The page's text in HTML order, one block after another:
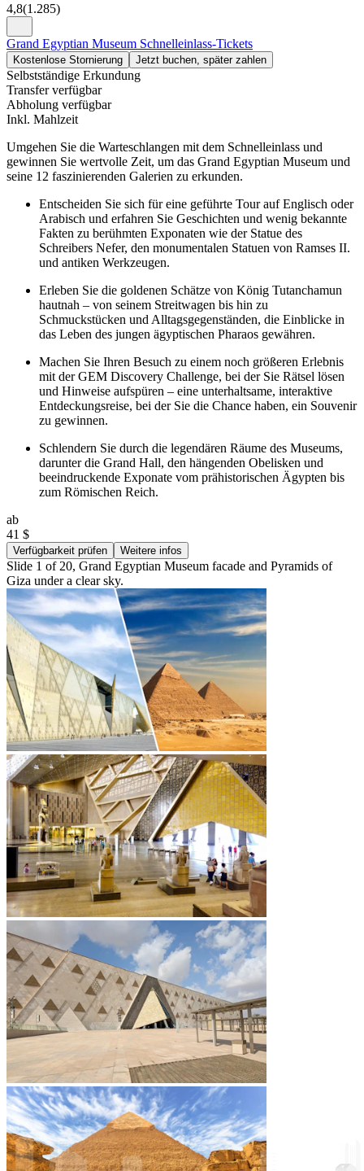
4,8(1.285)
Grand Egyptian Museum Schnelleinlass-Tickets
Kostenlose Stornierung Jetzt buchen, später zahlen
Selbstständige Erkundung
Transfer verfügbar
Abholung verfügbar
Inkl. Mahlzeit
Umgehen Sie die Warteschlangen mit dem Schnelleinlass und
gewinnen Sie wertvolle Zeit, um das Grand Egyptian Museum und
seine 12 faszinierenden Galerien zu erkunden.
Entscheiden Sie sich für eine geführte Tour auf Englisch oder
Arabisch und erfahren Sie Geschichten und wenig bekannte
Fakten zu berühmten Exponaten wie der Statue des
Schreibers Nefer, den monumentalen Statuen von Ramses II.
und antiken Werkzeugen.
Erleben Sie die goldenen Schätze von König Tutanchamun
hautnah – von seinem Streitwagen bis hin zu
Schmuckstücken und Alltagsgegenständen, die Einblicke in
das Leben des jungen ägyptischen Pharaos gewähren.
Machen Sie Ihren Besuch zu einem noch größeren Erlebnis
mit der GEM Discovery Challenge, bei der Sie Rätsel lösen
und Hinweise aufspüren – eine unterhaltsame, interaktive
Entdeckungsreise, bei der Sie die Chance haben, ein Souvenir
zu gewinnen.
Schlendern Sie durch die legendären Räume des Museums,
darunter die Grand Hall, den hängenden Obelisken und
beeindruckende Exponate vom prähistorischen Ägypten bis
zum Römischen Reich.
ab
41 $
Verfügbarkeit prüfen Weitere infos
Slide 1 of 20, Grand Egyptian Museum facade and Pyramids of
Giza under a clear sky.